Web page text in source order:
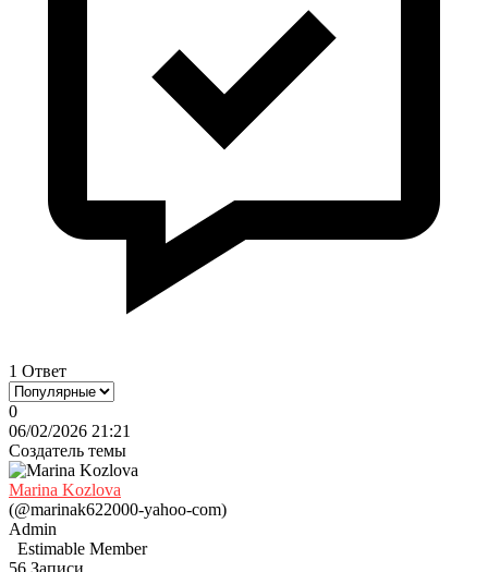
1 Ответ
0
06/02/2026 21:21
Создатель темы
Marina Kozlova
(@marinak622000-yahoo-com)
Admin
Estimable Member
56 Записи